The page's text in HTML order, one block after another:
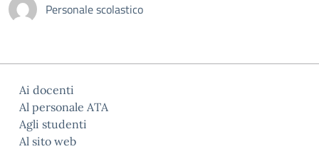
Personale scolastico
Ai docenti
Al personale ATA
Agli studenti
Al sito web